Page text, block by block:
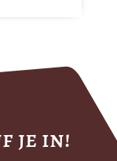
je in!